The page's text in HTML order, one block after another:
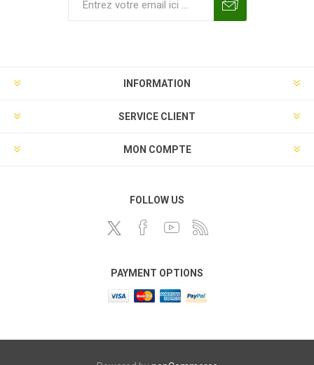
INFORMATION
SERVICE CLIENT
MON COMPTE
FOLLOW US
PAYMENT OPTIONS